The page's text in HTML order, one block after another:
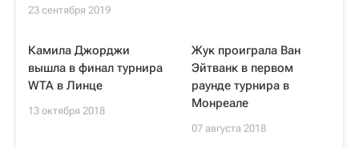
23 сентября 2019
Камила Джорджи
вышла в финал турнира
WTA в Линце
13 октября 2018
Жук проиграла Ван
Эйтванк в первом
раунде турнира в
Монреале
07 августа 2018